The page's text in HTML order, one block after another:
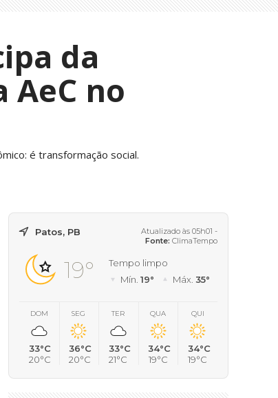
da
no
é transformação social.
Patos, PB
Atualizado às 05h01 -
Fonte: ClimaTempo
19°
Tempo limpo
Mín. 19° Máx. 35°
DOM
33°C
20°C
SEG
36°C
20°C
TER
33°C
21°C
QUA
34°C
19°C
QUI
34°C
19°C